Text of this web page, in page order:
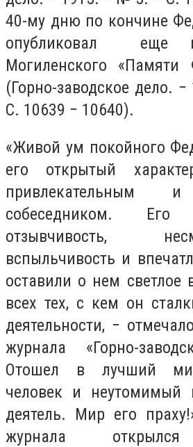
40-му дню по кончине
опубликовал еще
Могиленского «Памяти
(Горно-заводское дело.
С. 10639 − 10640).
«Живой ум покойного
его открытый
привлекательным
собеседником.
отзывчивость,
вспыльчивость и
оставили о нем светлое
всех тех, с кем он
деятельности, −
журнала «Горно-
Отошел в лучший
человек и неутомимый
деятель. Мир его
журнала